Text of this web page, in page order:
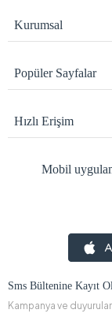
Kurumsal
Popüler Sayfalar
Hızlı Erişim
Mobil
Sms Bültenine Kayıt Ol
Kampanya ve